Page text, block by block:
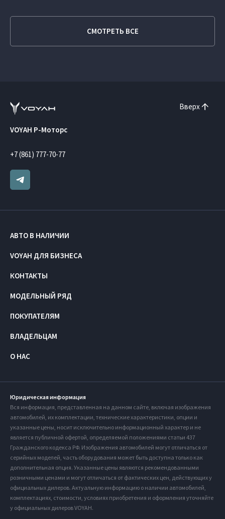
СМОТРЕТЬ ВСЕ
Вверх
VOYAH Р-Моторс
+7 (861) 777-70-77
АВТО В НАЛИЧИИ
VOYAH ДЛЯ БИЗНЕСА
КОНТАКТЫ
МОДЕЛЬНЫЙ РЯД
ПОКУПАТЕЛЯМ
ВЛАДЕЛЬЦАМ
О НАС
Юридическая информация
Вся информация, представленная на данном сайте, включая изображения
автомобилей, их комплектации, технические характеристики, опции и
указанные цены, носит исключительно информационный характер и не
является публичной офертой, определяемой положениями статьи 437
Гражданского кодекса РФ. Изображения автомобилей могут отличаться от
серийных моделей, часть оборудования может быть доступна только как
дополнительная опция. Указанные цены являются рекомендованными
розничными ценами и могут отличаться от фактических цен, действующих у
официальных дилеров. Актуальную информацию о наличии автомобилей,
комплектациях, стоимости, условиях приобретения и оформления уточняйте
у официальных дилеров VOYAH.